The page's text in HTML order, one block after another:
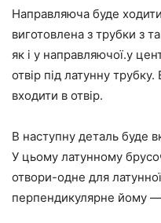
Направляюча буде
виготовлена з трубки з
як і у направляючої.у
отвір під латунну
входити в отвір.
В наступну деталь буде
У цьому латунному
отвори-одне для
перпендикулярне йому —